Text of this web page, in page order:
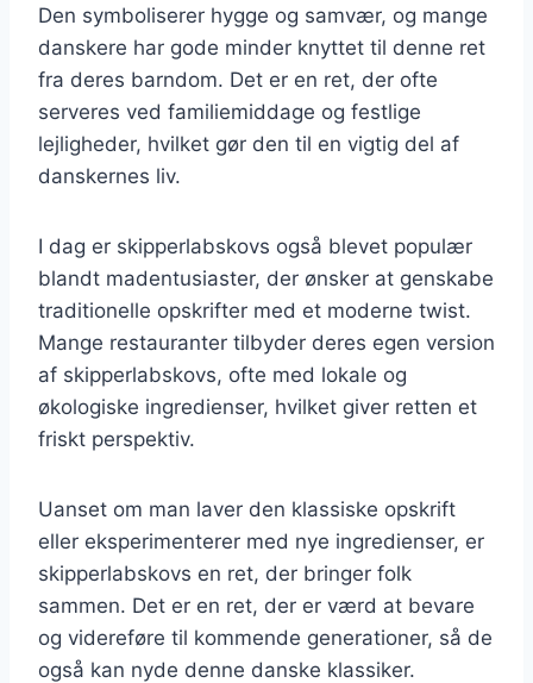
Den symboliserer hygge og samvær, og mange
danskere har gode minder knyttet til denne ret
fra deres barndom. Det er en ret, der ofte
serveres ved familiemiddage og festlige
lejligheder, hvilket gør den til en vigtig del af
danskernes liv.
I dag er skipperlabskovs også blevet populær
blandt madentusiaster, der ønsker at genskabe
traditionelle opskrifter med et moderne twist.
Mange restauranter tilbyder deres egen version
af skipperlabskovs, ofte med lokale og
økologiske ingredienser, hvilket giver retten et
friskt perspektiv.
Uanset om man laver den klassiske opskrift
eller eksperimenterer med nye ingredienser, er
skipperlabskovs en ret, der bringer folk
sammen. Det er en ret, der er værd at bevare
og videreføre til kommende generationer, så de
også kan nyde denne danske klassiker.